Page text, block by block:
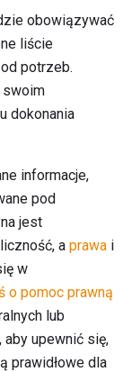
obowiązywać
liście
potrzeb.
swoim
dokonania
informacje,
pod
jest
a prawa i
w
o pomoc prawną
lub
upewnić się,
prawidłowe dla